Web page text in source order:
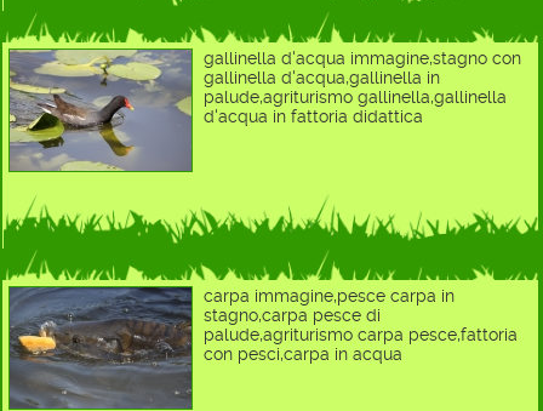
gallinella d'acqua immagine,stagno con
gallinella d'acqua,gallinella in
palude,agriturismo gallinella,gallinella
d'acqua in fattoria didattica
carpa immagine,pesce carpa in
stagno,carpa pesce di
palude,agriturismo carpa pesce,fattoria
con pesci,carpa in acqua